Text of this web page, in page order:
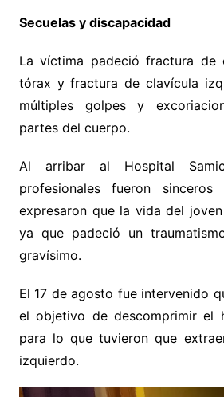
Secuelas y discapacidad
La víctima padeció fractura de
tórax y fractura de clavícula
múltiples golpes y
partes del cuerpo.
Al arribar al Hospital
profesionales fueron
expresaron que la vida del
ya que padeció un
gravísimo.
El 17 de agosto fue intervenido
el objetivo de descomprimir el
para lo que tuvieron que
izquierdo.